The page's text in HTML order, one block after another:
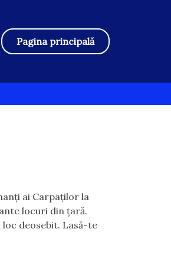
Pagina principală
ai Carpaților la
locuri din țară.
deosebit. Lasă-te